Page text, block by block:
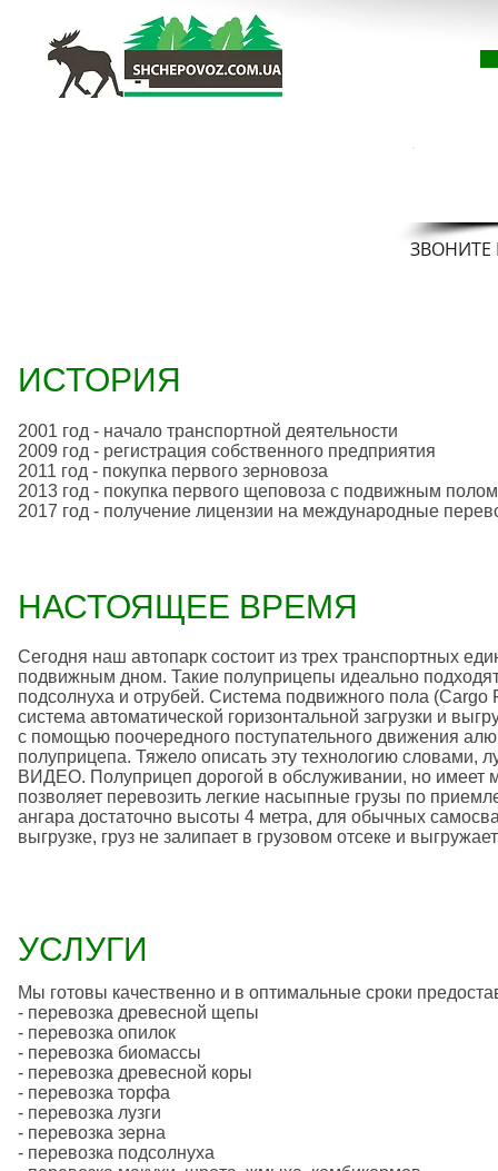
ИСТОРИЯ
2001 год - начало транспортной деятельности
2009 год - регистрация собственного предприятия
2011 год - покупка первого зерновоза
2013 год - покупка первого щеповоза с подвижным полом
2017 год - получение лицензии на международные
НАСТОЯЩЕЕ ВРЕМЯ
Сегодня наш автопарк состоит из трех транспортных
подвижным дном. Такие полуприцепы идеально
подсолнуха и отрубей. Система подвижного пола
система автоматической горизонтальной загрузки и
с помощью поочередного поступательного движения
полуприцепа. Тяжело описать эту технологию
ВИДЕО. Полуприцеп дорогой в обслуживании, но имеет
позволяет перевозить легкие насыпные грузы по
ангара достаточно высоты 4 метра, для обычных
выгрузке, груз не залипает в грузовом отсеке и
УСЛУГИ
Мы готовы качественно и в оптимальные сроки
- перевозка древесной щепы
- перевозка опилок
- перевозка биомассы
- перевозка древесной коры
- перевозка торфа
- перевозка лузги
- перевозка зерна
- перевозка подсолнуха